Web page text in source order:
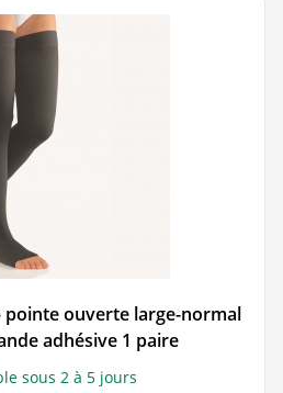
pointe ouverte large-normal
adhésive 1 paire
sous 2 à 5 jours